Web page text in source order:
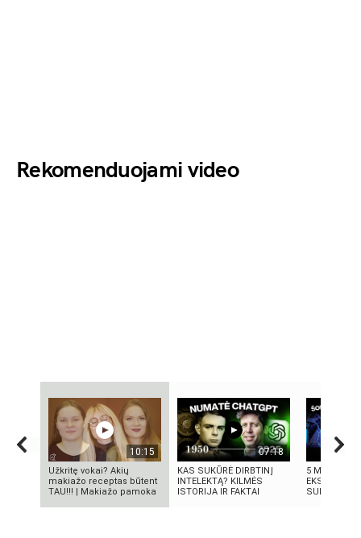
Rekomenduojami video
10:15
Užkritę vokai? Akių
makiažo receptas būtent
TAU!!! | Makiažo pamoka
07:18
KAS SUKŪRĖ DIRBTINĮ
INTELEKTĄ? KILMĖS
ISTORIJA IR FAKTAI
5
SUKRĖTĖ